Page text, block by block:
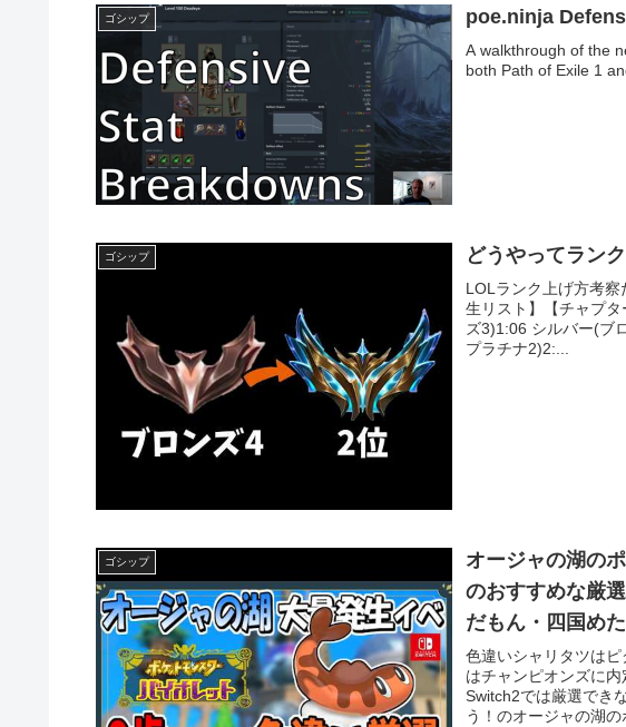
ゴシップ poe.ninja
A walkthrough of the
both Path of Exile 1
ゴシップ どうやってラン
LOLランク上げ方考
生リスト】【チャプ
ズ3)1:06 シルバー(ブ
プラチナ2)2:...
ゴシップ
オージャの湖の
のおすすめな厳
だもん・四国め
色違いシャリタツは
はチャンピオンズに
Switch2では厳選でき
う！のオージャの湖